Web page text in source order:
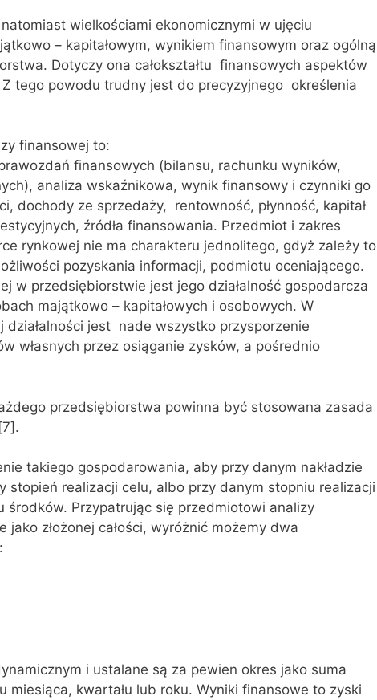
wielkościami ekonomicznymi w ujęciu
– kapitałowym, wynikiem finansowym oraz ogólną
Dotyczy ona całokształtu finansowych aspektów
tego powodu trudny jest do precyzyjnego określenia
finansowej to:
finansowych (bilansu, rachunku wyników,
analiza wskaźnikowa, wynik finansowy i czynniki go
dochody ze sprzedaży, rentowność, płynność, kapitał
źródła finansowania. Przedmiot i zakres
rynkowej nie ma charakteru jednolitego, gdyż zależy to
pozyskania informacji, podmiotu oceniającego.
w przedsiębiorstwie jest jego działalność gospodarcza
majątkowo – kapitałowych i osobowych. W
działalności jest nade wszystko przysporzenie
własnych przez osiąganie zysków, a pośrednio
przedsiębiorstwa powinna być stosowana zasada
takiego gospodarowania, aby przy danym nakładzie
stopień realizacji celu, albo przy danym stopniu realizacji
środków. Przypatrując się przedmiotowi analizy
złożonej całości, wyróżnić możemy dwa
i ustalane są za pewien okres jako suma
miesiąca, kwartału lub roku. Wyniki finansowe to zyski